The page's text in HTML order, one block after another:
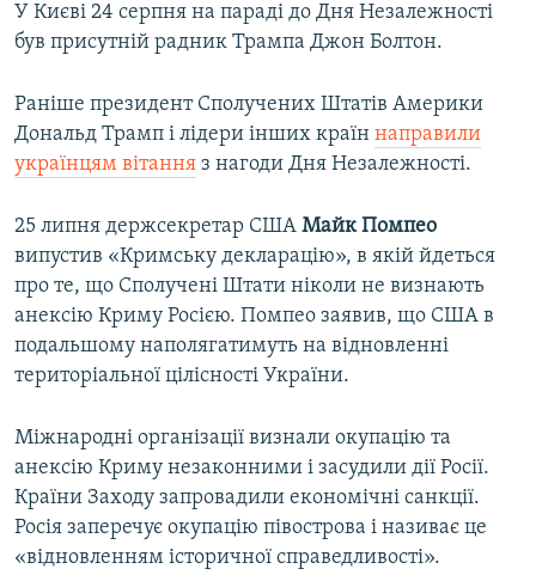
У Києві 24 серпня на параді до Дня Незалежності
був присутній радник Трампа Джон Болтон.
Раніше президент Сполучених Штатів Америки
Дональд Трамп і лідери інших країн направили
українцям вітання з нагоди Дня Незалежності.
25 липня держсекретар США Майк Помпео
випустив «Кримську декларацію», в якій йдеться
про те, що Сполучені Штати ніколи не визнають
анексію Криму Росією. Помпео заявив, що США в
подальшому наполягатимуть на відновленні
територіальної цілісності України.
Міжнародні організації визнали окупацію та
анексію Криму незаконними і засудили дії Росії.
Країни Заходу запровадили економічні санкції.
Росія заперечує окупацію півострова і називає це
«відновленням історичної справедливості».